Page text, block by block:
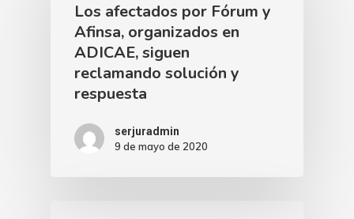
Los afectados por Fórum y
Afinsa, organizados en
ADICAE, siguen
reclamando solución y
respuesta
serjuradmin
9 de mayo de 2020